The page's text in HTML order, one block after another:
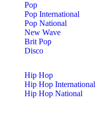
Pop
Pop International
Pop National
New Wave
Brit Pop
Disco
Hip Hop
Hip Hop International
Hip Hop National